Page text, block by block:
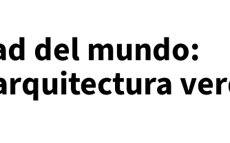
del mundo: